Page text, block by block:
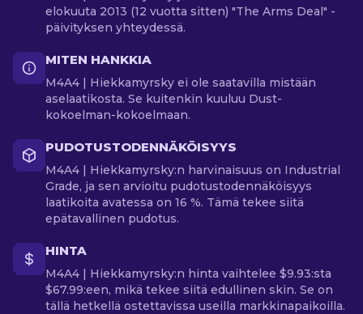
elokuuta 2013 (12 vuotta sitten) "The Arms Deal" -
päivityksen yhteydessä.
MITEN HANKKIA
M4A4 | Hiekkamyrsky ei ole saatavilla mistään
aselaatikosta. Se kuitenkin kuuluu Dust-
kokoelman-kokoelmaan.
PUDOTUSTODENNÄKÖISYYS
M4A4 | Hiekkamyrsky:n harvinaisuus on Industrial
Grade, ja sen arvioitu pudotustodennäköisyys
laatikoita avatessa on 16 %. Tämä tekee siitä
epätavallinen pudotus.
HINTA
M4A4 | Hiekkamyrsky:n hinta vaihtelee $9.93:sta
$67.99:een, mikä tekee siitä edullinen skin. Se on
tällä hetkellä ostettavissa useilla markkinapaikoilla.